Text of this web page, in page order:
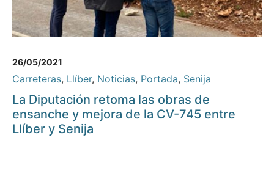
26/05/2021
Carreteras, Llíber, Noticias, Portada, Senija
La Diputación retoma las obras de
ensanche y mejora de la CV-745 entre
Llíber y Senija